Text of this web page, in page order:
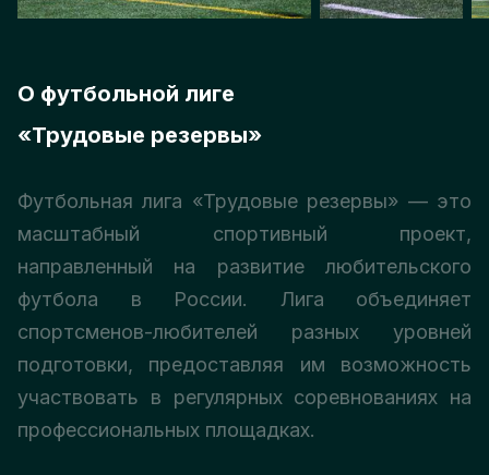
О футбольной лиге
«Трудовые резервы»
Футбольная лига «Трудовые резервы» — это
масштабный спортивный проект,
направленный на развитие любительского
футбола в России. Лига объединяет
спортсменов-любителей разных уровней
подготовки, предоставляя им возможность
участвовать в регулярных соревнованиях на
профессиональных площадках.